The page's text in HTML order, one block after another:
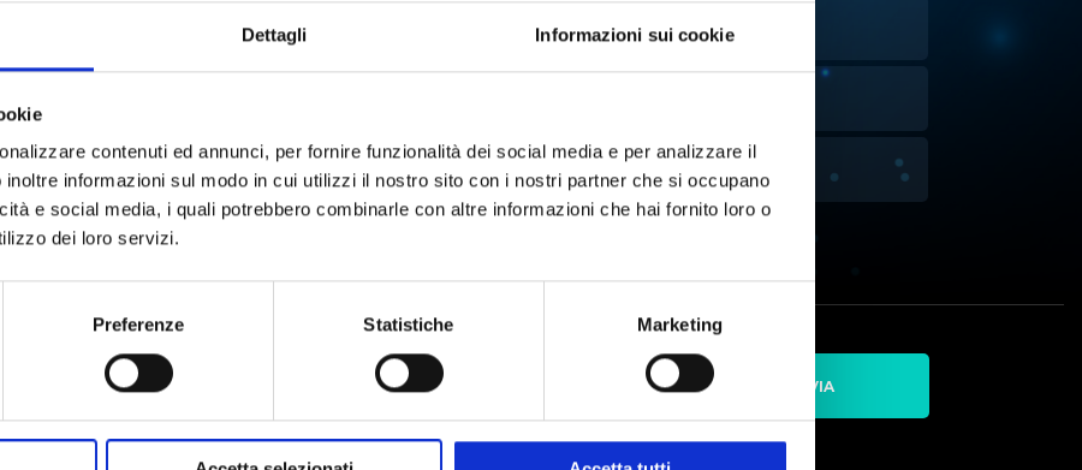
Dettagli Informazioni sui cookie
contenuti ed annunci, per fornire funzionalità dei social media e per analizzare il
informazioni sul modo in cui utilizzi il nostro sito con i nostri partner che si occupano
e social media, i quali potrebbero combinarle con altre informazioni che hai fornito loro o
dei loro servizi.
Preferenze Statistiche Marketing
MANIPOLAZIONE LIQUIDI
STABILITÀ TARTARICA TITOLAZIONE
Presto il consenso al trattamento dei dati personali dopo aver preso visione
INVIA